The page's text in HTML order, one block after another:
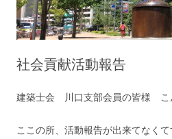
社会貢献活動報告
建築士会 川口支部会員の皆様 こ
ここの所、活動報告が出来てなく